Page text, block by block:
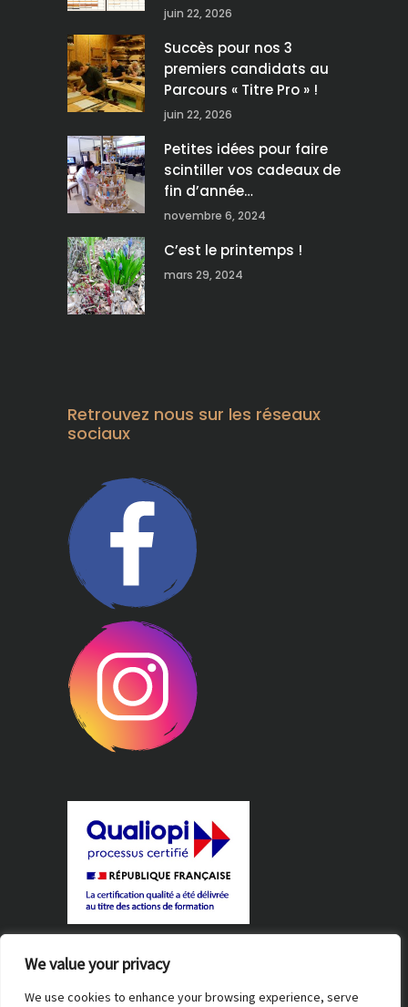
We value your privacy
We use cookies to enhance your browsing experience, serve
juin 22, 2026
Succès pour nos 3
premiers candidats au
Parcours « Titre Pro » !
juin 22, 2026
Petites idées pour faire
scintiller vos cadeaux de
fin d’année…
novembre 6, 2024
C’est le printemps !
mars 29, 2024
Retrouvez nous sur les réseaux
sociaux
Règlement intérieur